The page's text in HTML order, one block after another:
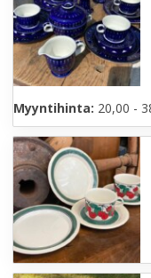
Myyntihinta: 20,00 -